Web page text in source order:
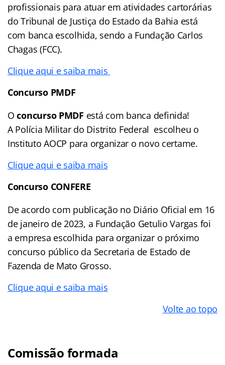
profissionais para atuar em atividades cartorárias
do Tribunal de Justiça do Estado da Bahia está
com banca escolhida, sendo a Fundação Carlos
Chagas (FCC).
Clique aqui e saiba mais
Concurso PMDF
Oconcurso PMDF está com banca definida!
A Polícia Militar do Distrito Federal escolheu o
Instituto AOCP para organizar o novo certame.
Clique aqui e saiba mais
Concurso CONFERE
De acordo com publicação no Diário Oficial em 16
de janeiro de 2023, a Fundação Getulio Vargas foi
a empresa escolhida para organizar o próximo
concurso público da Secretaria de Estado de
Fazenda de Mato Grosso.
Clique aqui e saiba mais
Volte ao topo
Comissão formada